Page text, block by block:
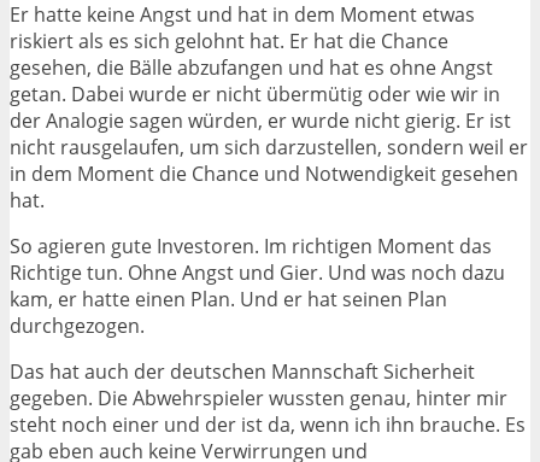
Er hatte keine Angst und hat in dem Moment etwas
riskiert als es sich gelohnt hat. Er hat die Chance
gesehen, die Bälle abzufangen und hat es ohne Angst
getan. Dabei wurde er nicht übermütig oder wie wir in
der Analogie sagen würden, er wurde nicht gierig. Er ist
nicht rausgelaufen, um sich darzustellen, sondern weil er
in dem Moment die Chance und Notwendigkeit gesehen
hat.
So agieren gute Investoren. Im richtigen Moment das
Richtige tun. Ohne Angst und Gier. Und was noch dazu
kam, er hatte einen Plan. Und er hat seinen Plan
durchgezogen.
Das hat auch der deutschen Mannschaft Sicherheit
gegeben. Die Abwehrspieler wussten genau, hinter mir
steht noch einer und der ist da, wenn ich ihn brauche. Es
gab eben auch keine Verwirrungen und